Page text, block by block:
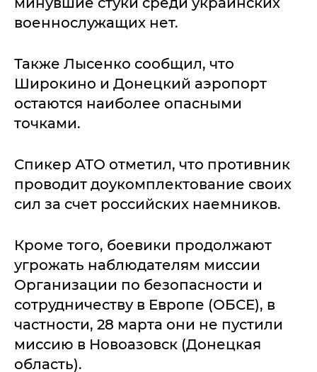
военнослужащих нет.
Также Лысенко сообщил, что
Широкино и Донецкий аэропорт
остаются наиболее опасными
точками.
Спикер АТО отметил, что противник
проводит доукомплектование своих
сил за счет российских наемников.
Кроме того, боевики продолжают
угрожать наблюдателям миссии
Организации по безопасности и
сотрудничеству в Европе (ОБСЕ), в
частности, 28 марта они не пустили
миссию в Новоазовск (Донецкая
область).